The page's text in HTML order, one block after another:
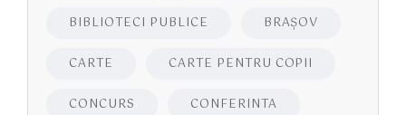
BIBLIOTECI PUBLICE BRAŞOV
CARTE CARTE PENTRU COPII
CONCURS CONFERINTA